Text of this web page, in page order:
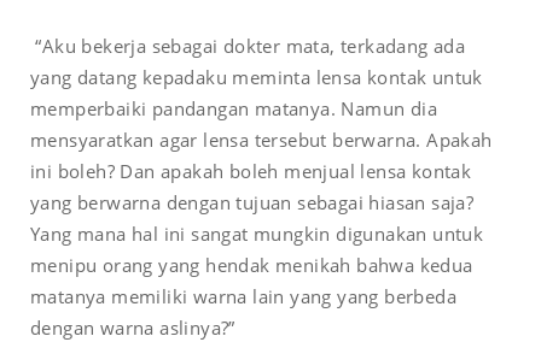
“Aku bekerja sebagai dokter mata, terkadang ada
yang datang kepadaku meminta lensa kontak untuk
memperbaiki pandangan matanya. Namun dia
mensyaratkan agar lensa tersebut berwarna. Apakah
ini boleh? Dan apakah boleh menjual lensa kontak
yang berwarna dengan tujuan sebagai hiasan saja?
Yang mana hal ini sangat mungkin digunakan untuk
menipu orang yang hendak menikah bahwa kedua
matanya memiliki warna lain yang yang berbeda
dengan warna aslinya?”